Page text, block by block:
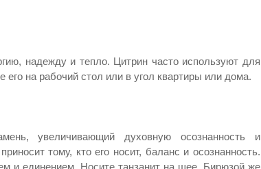
надежду и тепло. Цитрин часто используют для
его на рабочий стол или в угол квартиры или дома.
увеличивающий духовную осознанность и
тому, кто его носит, баланс и осознанность.
и единением. Носите танзанит на шее. Бирюзой же